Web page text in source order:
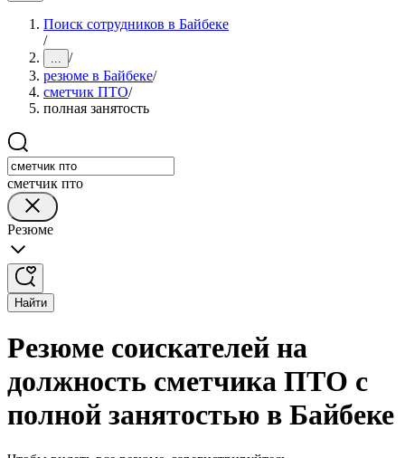
Поиск сотрудников в Байбеке
/
... /
резюме в Байбеке/
сметчик ПТО/
полная занятость
сметчик пто
Резюме
Найти
Резюме соискателей на
должность сметчика ПТО с
полной занятостью в Байбеке